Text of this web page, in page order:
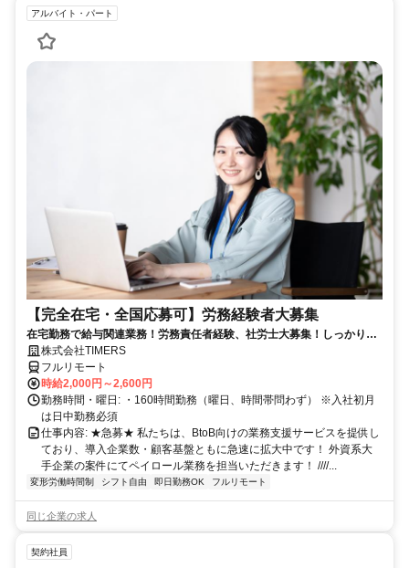
アルバイト・パート
【完全在宅・全国応募可】労務経験者大募集
在宅勤務で給与関連業務！労務責任者経験、社労士大募集！しっかり稼
ぎたい方、注目！
株式会社TIMERS
フルリモート
時給2,000円～2,600円
勤務時間・曜日: ・160時間勤務（曜日、時間帯問わず） ※入社初月
は日中勤務必須
仕事内容: ★急募★ 私たちは、BtoB向けの業務支援サービスを提供し
ており、導入企業数・顧客基盤ともに急速に拡大中です！ 外資系大
手企業の案件にてペイロール業務を担当いただきます！ ////...
変形労働時間制 シフト自由 即日勤務OK フルリモート
同じ企業の求人
契約社員